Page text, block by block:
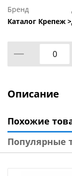
Бренд
Каталог Крепеж >
Описание
Похожие
Популярные